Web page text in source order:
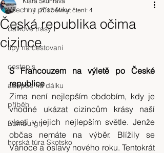
Všechny příspěvky
dalkove trasy
tipy na cestovani
cestopis
adopce na dálku
příběh
Edinburgh
horská túra Skotsko
Česká republika očima
cizince
11. 1. 2017 Minut čtení: 4
S Francouzem na výletě po České
republice
Zima není nejlepším obdobím, kdy je
vhodné ukázat cizincům krásy naší
vlasti v jejich nejlepším světle. Jenže
občas nemáte na výběr. Blížily se
Vánoce a oslavy nového roku. Tentokrát